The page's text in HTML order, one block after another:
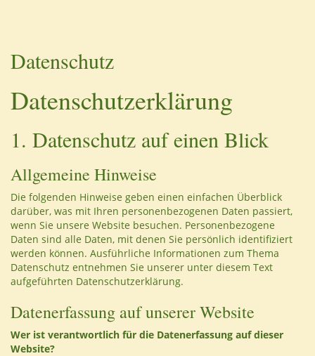
Datenschutz
Datenschutzerklärung
1. Datenschutz auf einen Blick
Allgemeine Hinweise
Die folgenden Hinweise geben einen einfachen Überblick
darüber, was mit Ihren personenbezogenen Daten passiert,
wenn Sie unsere Website besuchen. Personenbezogene
Daten sind alle Daten, mit denen Sie persönlich identifiziert
werden können. Ausführliche Informationen zum Thema
Datenschutz entnehmen Sie unserer unter diesem Text
aufgeführten Datenschutzerklärung.
Datenerfassung auf unserer Website
Wer ist verantwortlich für die Datenerfassung auf dieser
Website?